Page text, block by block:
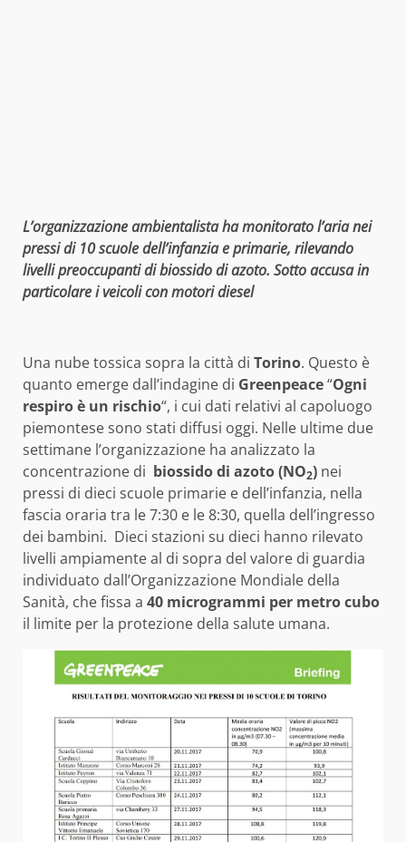
L’organizzazione ambientalista ha monitorato l’aria nei
pressi di 10 scuole dell’infanzia e primarie, rilevando
livelli preoccupanti di biossido di azoto. Sotto accusa in
particolare i veicoli con motori diesel
Una nube tossica sopra la città di Torino. Questo è
quanto emerge dall’indagine di Greenpeace“Ogni
respiro è un rischio“, i cui dati relativi al capoluogo
piemontese sono stati diffusi oggi. Nelle ultime due
settimane l’organizzazione ha analizzato la
concentrazione di biossido di azoto (NO2) nei
pressi di dieci scuole primarie e dell’infanzia, nella
fascia oraria tra le 7:30 e le 8:30, quella dell’ingresso
dei bambini. Dieci stazioni su dieci hanno rilevato
livelli ampiamente al di sopra del valore di guardia
individuato dall’Organizzazione Mondiale della
Sanità, che fissa a 40 microgrammi per metro cubo
il limite per la protezione della salute umana.